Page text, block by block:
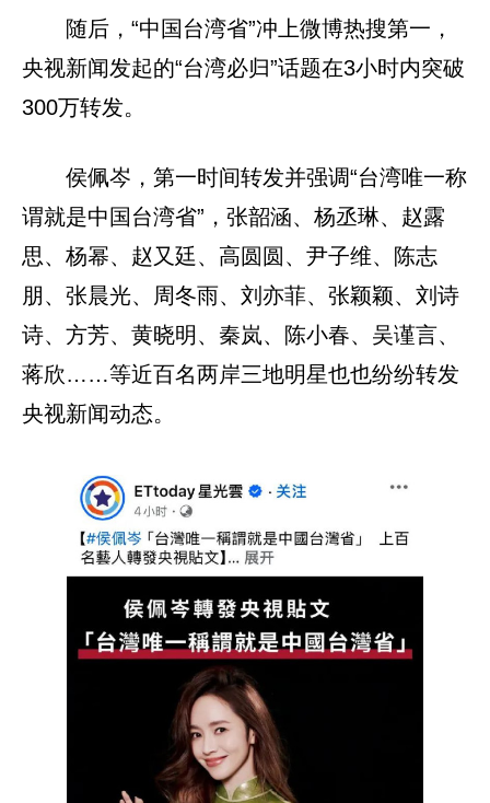
随后，“中国台湾省”冲上微博热搜第一，
央视新闻发起的“台湾必归”话题在3小时内突破
300万转发。
侯佩岑，第一时间转发并强调“台湾唯一称
谓就是中国台湾省”，张韶涵、杨丞琳、赵露
思、杨幂、赵又廷、高圆圆、尹子维、陈志
朋、张晨光、周冬雨、刘亦菲、张颖颖、刘诗
诗、方芳、黄晓明、秦岚、陈小春、吴谨言、
蒋欣……等近百名两岸三地明星也也纷纷转发
央视新闻动态。